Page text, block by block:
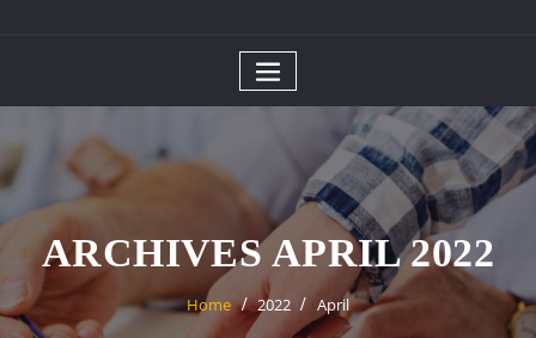
ARCHIVES APRIL 2022
Home 2022 April